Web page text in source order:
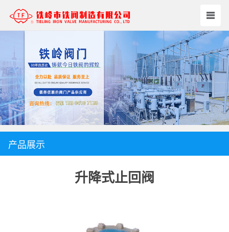
产品展示
升降式止回阀